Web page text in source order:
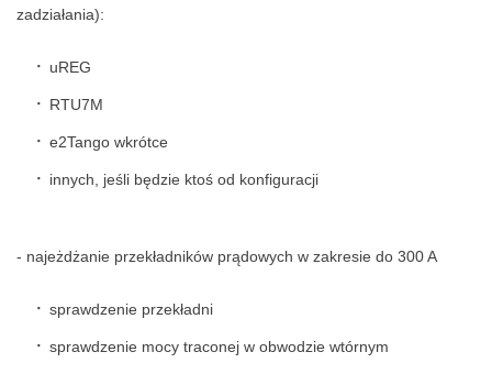
zadziałania):
uREG
RTU7M
e2Tango wkrótce
innych, jeśli będzie ktoś od konfiguracji
- najeżdżanie przekładników prądowych w zakresie do 300 A
sprawdzenie przekładni
sprawdzenie mocy traconej w obwodzie wtórnym